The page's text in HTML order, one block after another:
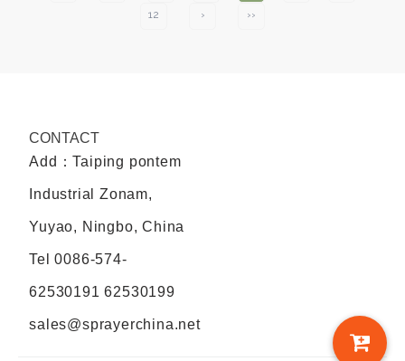
12 › ››
CONTACT
Add：Taiping pontem
Industrial Zonam,
Yuyao, Ningbo, China
Tel 0086-574-
62530191 62530199
sales@sprayerchina.net